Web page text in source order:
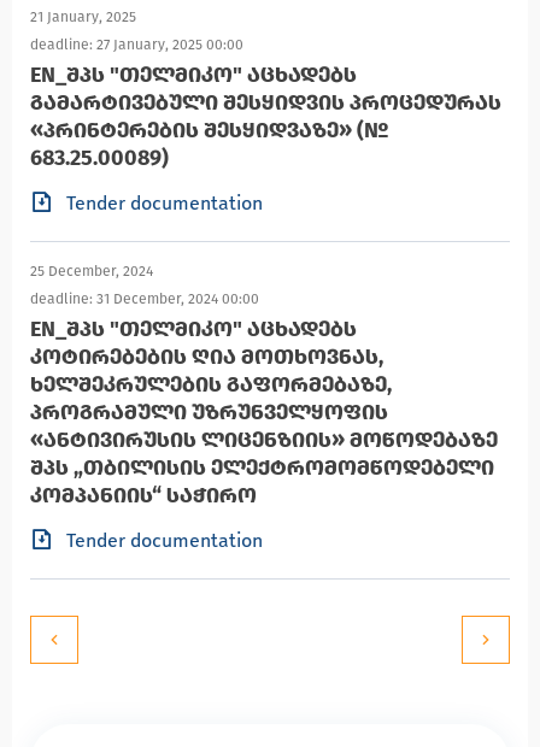
21 January, 2025
deadline: 27 January, 2025 00:00
EN_ᲨᲞᲡ "ᲗᲔᲚᲛᲘᲙᲝ" ᲐᲪᲮᲐᲓᲔᲑᲡ
ᲒᲐᲛᲐᲠᲢᲘᲕᲔᲑᲣᲚᲘ ᲨᲔᲡᲧᲘᲓᲕᲘᲡ ᲞᲠᲝᲪᲔᲓᲣᲠᲐᲡ
«ᲞᲠᲘᲜᲢᲔᲠᲔᲑᲘᲡ ᲨᲔᲡᲧᲘᲓᲕᲐᲖᲔ» (№
683.25.00089)
Tender documentation
25 December, 2024
deadline: 31 December, 2024 00:00
EN_ᲨᲞᲡ "ᲗᲔᲚᲛᲘᲙᲝ" ᲐᲪᲮᲐᲓᲔᲑᲡ
ᲙᲝᲢᲘᲠᲔᲑᲔᲑᲘᲡ ᲦᲘᲐ ᲛᲝᲗᲮᲝᲕᲜᲐᲡ,
ᲮᲔᲚᲨᲔᲙᲠᲣᲚᲔᲑᲘᲡ ᲒᲐᲤᲝᲠᲛᲔᲑᲐᲖᲔ,
ᲞᲠᲝᲒᲠᲐᲛᲣᲚᲘ ᲣᲖᲠᲣᲜᲕᲔᲚᲧᲝᲤᲘᲡ
«ᲐᲜᲢᲘᲕᲘᲠᲣᲡᲘᲡ ᲚᲘᲪᲔᲜᲖᲘᲘᲡ» ᲛᲝᲬᲝᲓᲔᲑᲐᲖᲔ
ᲨᲞᲡ „ᲗᲑᲘᲚᲘᲡᲘᲡ ᲔᲚᲔᲥᲢᲠᲝᲛᲝᲛᲬᲝᲓᲔᲑᲔᲚᲘ
ᲙᲝᲛᲞᲐᲜᲘᲘᲡ“ ᲡᲐᲭᲘᲠᲝ
Tender documentation